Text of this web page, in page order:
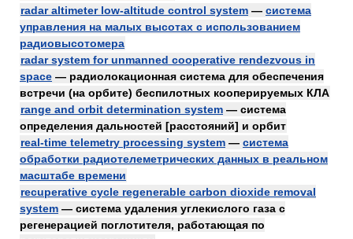
radar altimeter low-altitude control system — система
управления на малых высотах с использованием
радиовысотомера
radar system for unmanned cooperative rendezvous in
space — радиолокационная система для обеспечения
встречи (на орбите) беспилотных кооперируемых КЛА
range and orbit determination system — система
определения дальностей [расстояний] и орбит
real-time telemetry processing system — система
обработки радиотелеметрических данных в реальном
масштабе времени
recuperative cycle regenerable carbon dioxide removal
system — система удаления углекислого газа с
регенерацией поглотителя, работающая по